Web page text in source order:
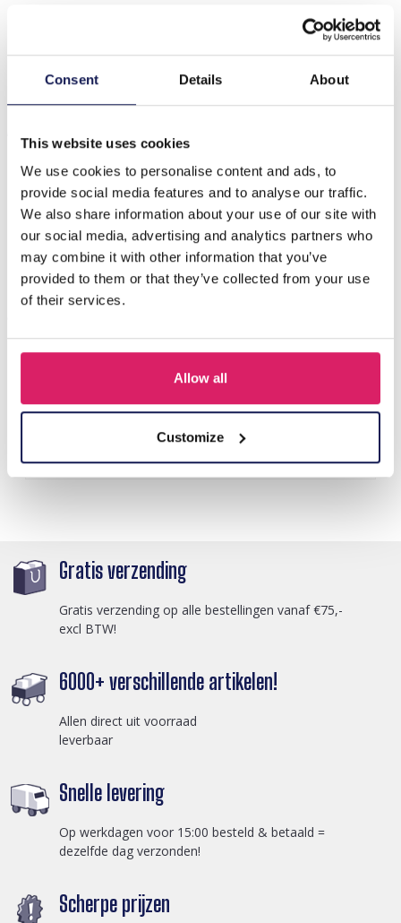
Consent Details About
This website uses cookies
We use cookies to personalise content and ads, to
provide social media features and to analyse our traffic.
We also share information about your use of our site with
our social media, advertising and analytics partners who
may combine it with other information that you’ve
provided to them or that they’ve collected from your use
of their services.
Allow all
Customize
Z-F4.7 HAT902-001-4 Katoenen pet bruin
Z-E2.3 LED Foam Sticks -Multi Color 47x3.5cm
Login voor prijzen
Details
Gratis verzending
Gratis verzending op alle bestellingen vanaf €75,-
excl BTW!
6000+ verschillende artikelen!
Allen direct uit voorraad
leverbaar
Snelle levering
Op werkdagen voor 15:00 besteld & betaald =
dezelfde dag verzonden!
Scherpe prijzen